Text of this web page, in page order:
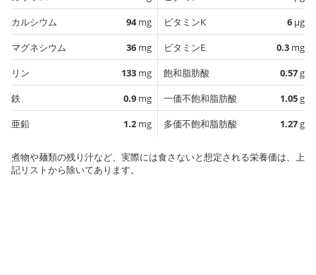
カルシウム
94mg
マグネシウム
36 mg
リン
133 mg
鉄
0.9 mg
亜鉛
1.2 mg
ビタミンK
6 µg
ビタミンE
0.3 mg
飽和脂肪酸
0.57g
一価不飽和脂肪酸
1.05g
多価不飽和脂肪酸
1.27g
煮物や麺類の残り汁など、実際には食さないと想定される栄養価は、上
記リストから除いてあります。